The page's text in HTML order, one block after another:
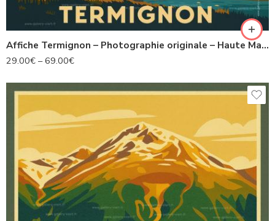
Affiche Termignon – Photographie originale – Haute Maurienne Vanoise
29.00€ –69.00€